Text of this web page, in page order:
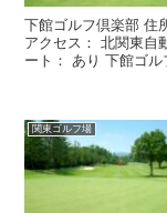
下館ゴルフ倶楽部 住
アクセス： 北関東自
ート： あり 下館ゴル
関東ゴルフ場